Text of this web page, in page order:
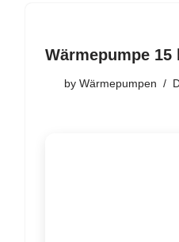
Wärmepumpe 15
by Wärmepumpen